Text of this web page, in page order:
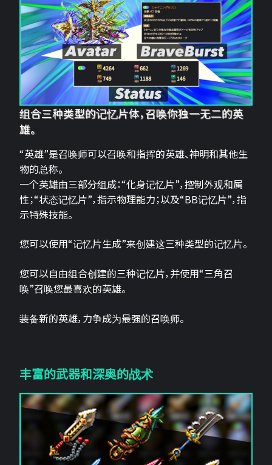
组合三种类型的记忆片体，召唤你独一无二的英
雄。
“英雄”是召唤师可以召唤和指挥的英雄、神明和其他生
物的总称。
一个英雄由三部分组成：“化身记忆片”，控制外观和属
性；“状态记忆片”，指示物理能力；以及“BB记忆片”，指
示特殊技能。
您可以使用“记忆片生成”来创建这三种类型的记忆片。
您可以自由组合创建的三种记忆片，并使用“三角召
唤”召唤您最喜欢的英雄。
装备新的英雄，力争成为最强的召唤师。
丰富的武器和深奥的战术